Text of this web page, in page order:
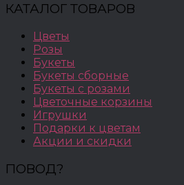
КАТАЛОГ ТОВАРОВ
Цветы
Розы
Букеты
Букеты сборные
Букеты с розами
Цветочные корзины
Игрушки
Подарки к цветам
Акции и скидки
ПОВОД?